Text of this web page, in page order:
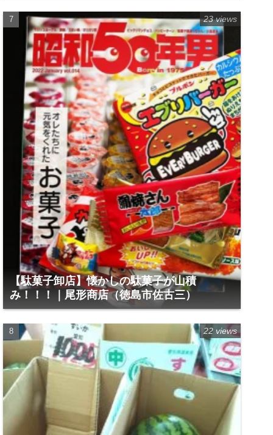
【駄菓子卸店】懐かしの駄菓子が山積
み！！！｜尾形商店（徳島市佐古三）
23 views
22 views